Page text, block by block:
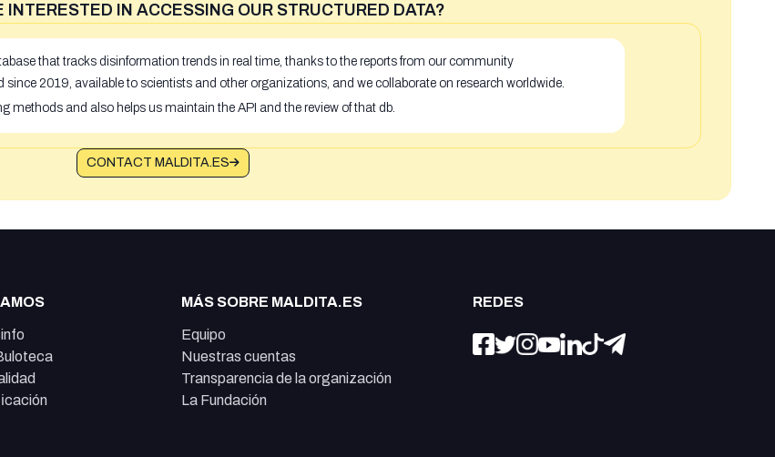
INTERESTED IN ACCESSING OUR STRUCTURED DATA?
that tracks disinformation trends in real time, thanks to the reports from our community
2019, available to scientists and other organizations, and we collaborate on research worldwide.
methods and also helps us maintain the API and the review of that db.
CONTACT MALDITA.ES
MÁS SOBRE MALDITA.ES
Equipo
Nuestras cuentas
Transparencia de la organización
La Fundación
REDES